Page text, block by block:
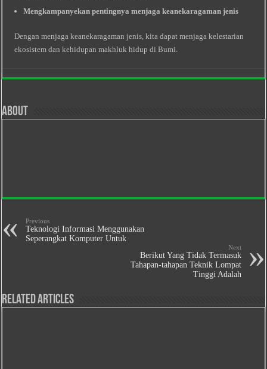
Mengkampanyekan pentingnya menjaga keanekaragaman jenis
Dengan menjaga keanekaragaman jenis, kita dapat menjaga kelestarian
ekosistem dan kehidupan makhluk hidup di Bumi.
About
Previous
Teknologi Informasi Menggunakan
Seperangkat Komputer Untuk
Next
Berikut Yang Tidak Termasuk
Tahapan-tahapan Teknik Lompat
Tinggi Adalah
Related Articles